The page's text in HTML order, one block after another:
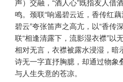
声）交融，“酒人心”既指友人借
鸣。颈联“响遏碧云近，香传红
碧云”夸张笛声之高亢，以“香传
联“相逢清露下，流影湿衣襟”以
相对无言，衣襟被露水浸湿，暗
诗无一字直抒胸臆，却通过物象
与人生失意的苍凉。